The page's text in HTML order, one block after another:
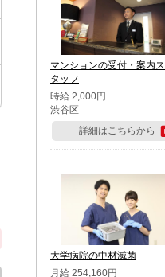
マンションの受付・案内ス
タッフ
時給 2,000円
渋谷区
詳細はこちらから
大学病院の中材滅菌
月給 254,160円